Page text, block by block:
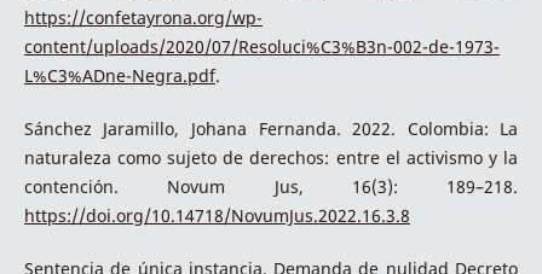
https://confetayrona.org/wp-
content/uploads/2020/07/Resoluci%C3%B3n-002-de-1973-
L%C3%ADne-Negra.pdf.
Sánchez Jaramillo, Johana Fernanda. 2022. Colombia: La
naturaleza como sujeto de derechos: entre el activismo y la
contención. Novum Jus, 16(3): 189–218.
https://doi.org/10.14718/NovumJus.2022.16.3.8
Sentencia de única instancia. Demanda de nulidad Decreto